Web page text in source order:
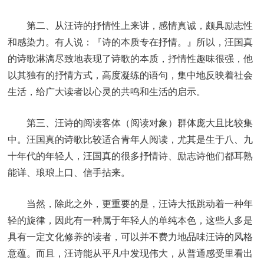
第二、从汪诗的抒情性上来讲，感情真诚，颇具励志性
和感染力。有人说：『诗的本质专在抒情。』所以，汪国真
的诗歌淋漓尽致地表现了诗歌的本质，抒情性趣味很强，他
以其独有的抒情方式，高度凝练的语句，集中地反映着社会
生活，给广大读者以心灵的共鸣和生活的启示。
第三、汪诗的阅读客体（阅读对象）群体庞大且比较集
中。汪国真的诗歌比较适合青年人阅读，尤其是生于八、九
十年代的年轻人，汪国真的很多抒情诗、励志诗他们都耳熟
能详、琅琅上口、信手拈来。
当然，除此之外，更重要的是，汪诗大抵跳动着一种年
轻的旋律，因此有一种属于年轻人的单纯本色，这些人多是
具有一定文化修养的读者，可以并不费力地品味汪诗的风格
意蕴。而且，汪诗能从平凡中发现伟大，从普通感受里看出